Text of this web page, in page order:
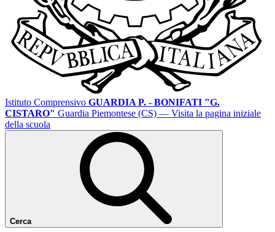
Istituto Comprensivo GUARDIA P. - BONIFATI "G.
CISTARO" Guardia Piemontese (CS) — Visita la pagina iniziale
della scuola
Cerca